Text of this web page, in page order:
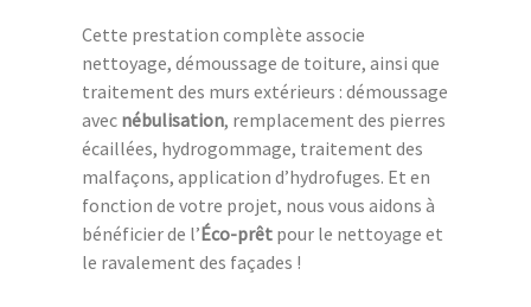
Cette prestation complète associe
nettoyage, démoussage de toiture, ainsi que
traitement des murs extérieurs : démoussage
avec nébulisation, remplacement des pierres
écaillées, hydrogommage, traitement des
malfaçons, application d’hydrofuges. Et en
fonction de votre projet, nous vous aidons à
bénéficier de l’Éco-prêt pour le nettoyage et
le ravalement des façades !